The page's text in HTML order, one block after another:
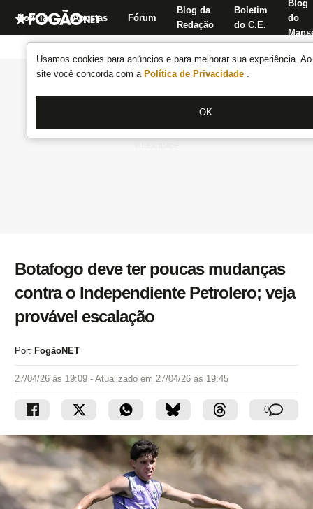
Usamos cookies para anúncios e para melhorar sua experiência.
site você concorda com a Política de Privacidade .
OK
Notícias Apostas Fórum
Blog da
Redação
Boletim
do C.E.
Blog
do
Botafogo deve ter poucas mudanças
contra o Independiente Petrolero; veja
provável escalação
Por: FogãoNET
27/04/26 às 19:09 - Atualizado em 27/04/26 às 19:45
0